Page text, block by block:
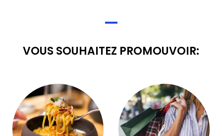
VOUS SOUHAITEZ PROMOUVOIR: